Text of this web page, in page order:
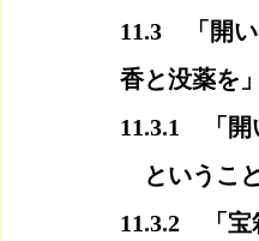
11.3　「開
香と没薬を」
11.3.1　「開
というこ
11.3.2　「宝